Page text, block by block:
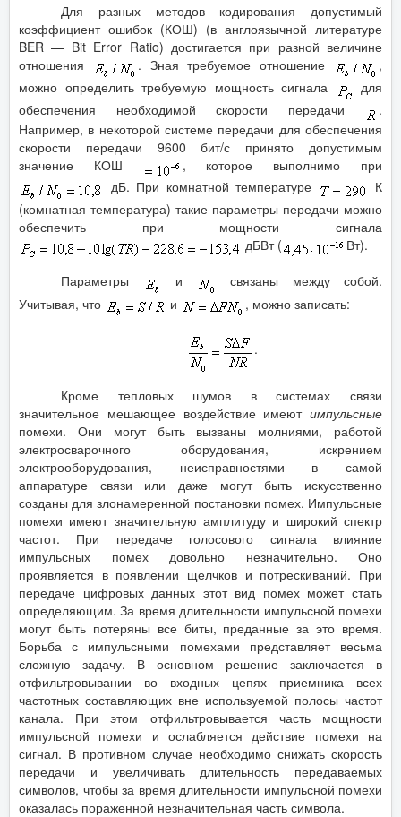
Для разных методов кодирования допустимый
коэффициент ошибок (КОШ) (в англоязычной литературе
BER — Bit Error Ratio) достигается при разной величине
отношения
. Зная требуемое отношение
,
можно определить требуемую мощность сигнала
для
обеспечения необходимой скорости передачи
.
Например, в некоторой системе передачи для обеспечения
скорости передачи 9600 бит/с принято допустимым
значение КОШ
, которое выполнимо при
дБ. При комнатной температуре
К
(комнатная температура) такие параметры передачи можно
обеспечить при мощности сигнала
дБВт (
Вт).
Параметры и
связаны между собой.
Учитывая, что
и , можно записать:
.
Кроме тепловых шумов в системах связи
значительное мешающее воздействие имеют импульсные
помехи. Они могут быть вызваны молниями, работой
электросварочного оборудования, искрением
электрооборудования, неисправностями в самой
аппаратуре связи или даже могут быть искусственно
созданы для злонамеренной постановки помех. Импульсные
помехи имеют значительную амплитуду и широкий спектр
частот. При передаче голосового сигнала влияние
импульсных помех довольно незначительно. Оно
проявляется в появлении щелчков и потрескиваний. При
передаче цифровых данных этот вид помех может стать
определяющим. За время длительности импульсной помехи
могут быть потеряны все биты, преданные за это время.
Борьба с импульсными помехами представляет весьма
сложную задачу. В основном решение заключается в
отфильтровывании во входных цепях приемника всех
частотных составляющих вне используемой полосы частот
канала. При этом отфильтровывается часть мощности
импульсной помехи и ослабляется действие помехи на
сигнал. В противном случае необходимо снижать скорость
передачи и увеличивать длительность передаваемых
символов, чтобы за время длительности импульсной помехи
оказалась пораженной незначительная часть символа.